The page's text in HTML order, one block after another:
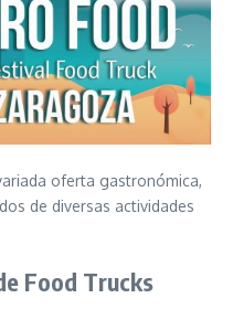
oferta gastronómica,
de diversas actividades
Food Trucks